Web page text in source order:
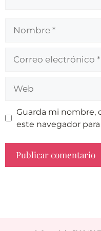
Guarda mi nombre,
este navegador